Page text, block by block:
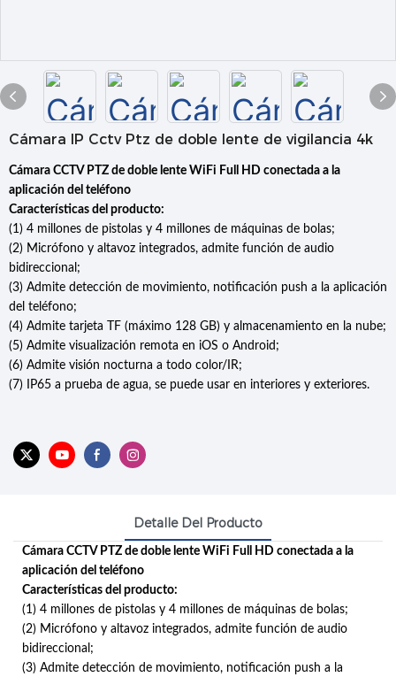
Cámara IP Cctv Ptz de doble lente de vigilancia 4k
Cámara CCTV PTZ de doble lente WiFi Full HD conectada a la
aplicación del teléfono
Características del producto:
(1) 4 millones de pistolas y 4 millones de máquinas de bolas;
(2) Micrófono y altavoz integrados, admite función de audio
bidireccional;
(3) Admite detección de movimiento, notificación push a la aplicación
del teléfono;
(4) Admite tarjeta TF (máximo 128 GB) y almacenamiento en la nube;
(5) Admite visualización remota en iOS o Android;
(6) Admite visión nocturna a todo color/IR;
(7) IP65 a prueba de agua, se puede usar en interiores y exteriores.
Detalle Del Producto
Cámara CCTV PTZ de doble lente WiFi Full HD conectada a la
aplicación del teléfono
Características del producto:
(1) 4 millones de pistolas y 4 millones de máquinas de bolas;
(2) Micrófono y altavoz integrados, admite función de audio
bidireccional;
(3) Admite detección de movimiento, notificación push a la